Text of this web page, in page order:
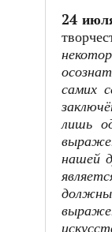
24
самих
лишь
нашей
должны